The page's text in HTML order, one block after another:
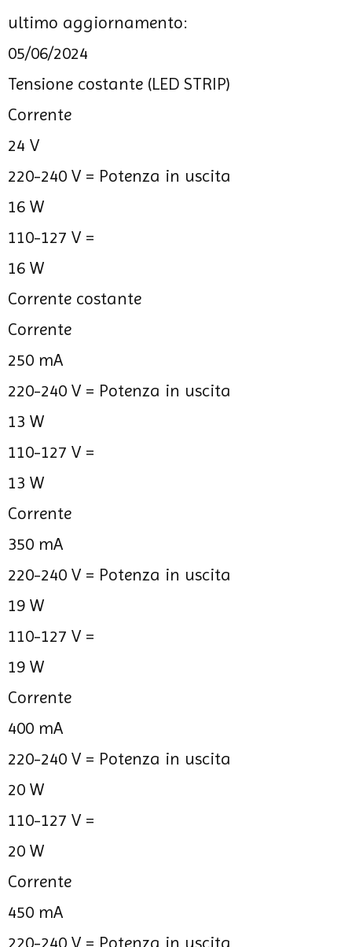
ultimo aggiornamento:
05/06/2024
Tensione costante (LED STRIP)
Corrente
24 V
220-240 V = Potenza in uscita
16 W
110-127 V =
16 W
Corrente costante
Corrente
250 mA
220-240 V = Potenza in uscita
13 W
110-127 V =
13 W
Corrente
350 mA
220-240 V = Potenza in uscita
19 W
110-127 V =
19 W
Corrente
400 mA
220-240 V = Potenza in uscita
20 W
110-127 V =
20 W
Corrente
450 mA
220-240 V = Potenza in uscita